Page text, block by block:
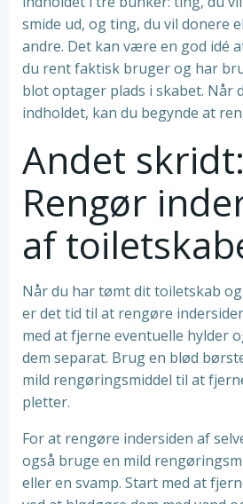
smide ud, og ting, du vil donere
andre. Det kan være en god idé
du rent faktisk bruger og har
blot optager plads i skabet. Når
indholdet, kan du begynde at
Andet skridt:
Rengør
af
Når du har tømt dit toiletskab
er det tid til at rengøre
med at fjerne eventuelle hylder
dem separat. Brug en blød
mild rengøringsmiddel til at
pletter.
For at rengøre indersiden af
også bruge en mild
eller en svamp. Start med at